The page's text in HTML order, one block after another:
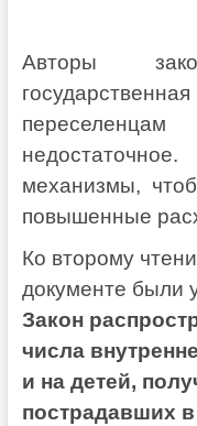
Авторы
механизмы,
повышенные
Ко второму
документе были
Закон
числа
и на детей,
пострадавших